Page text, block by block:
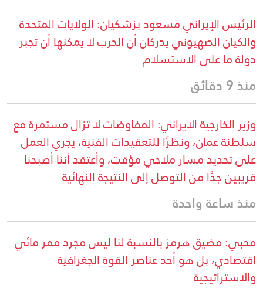
الرئيس الإيراني مسعود بزشكيان: الولايات المتحدة
والكيان الصهيوني يدركان أن الحرب لا يمكنها أن تجبر
دولة ما على الاستسلام
منذ 9 دقائق
وزير الخارجية الإيراني: المفاوضات لا تزال مستمرة مع
سلطنة عمان، ونظرًا للتعقيدات الفنية، يجري العمل
على تحديد مسار ملاحي مؤقت، وأعتقد أننا أصبحنا
قريبين جدًا من التوصل إلى النتيجة النهائية
منذ ساعة واحدة
محبي: مضيق هرمز بالنسبة لنا ليس مجرد ممر مائي
اقتصادي، بل هو أحد عناصر القوة الجغرافية
والاستراتيجية